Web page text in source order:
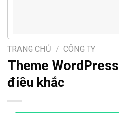
TRANG CHỦ / CÔNG TY
Theme
điêu khắc